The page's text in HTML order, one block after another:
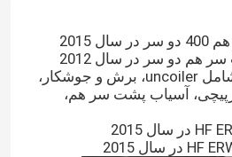
مکانیک اسکرو پایین، شامل uncoiler، برش و جوشکار،
آسیاب پشت سر هم،